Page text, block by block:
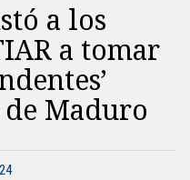
a los
a tomar
Maduro